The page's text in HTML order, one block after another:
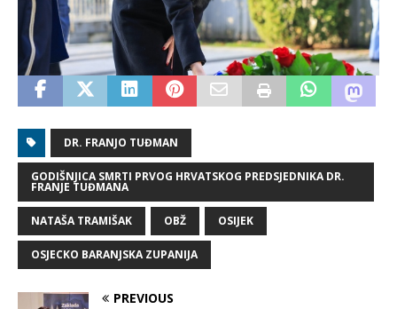
DR. FRANJO TUĐMAN
GODIŠNJICA SMRTI PRVOG HRVATSKOG PREDSJEDNIKA DR.
FRANJE TUĐMANA
NATAŠA TRAMIŠAK OBŽ OSIJEK
OSJECKO BARANJSKA ZUPANIJA
PREVIOUS